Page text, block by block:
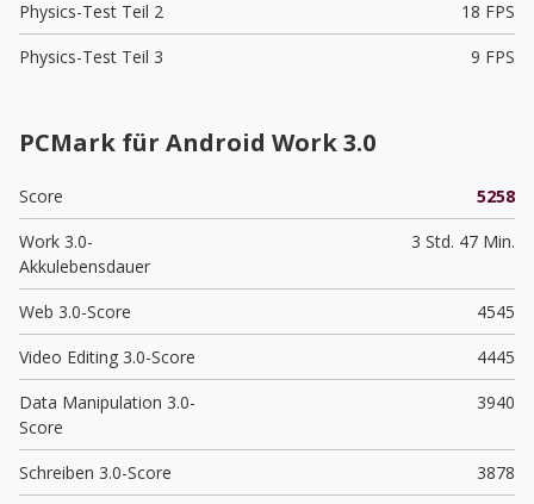
Physics-Test Teil 2
18 FPS
Physics-Test Teil 3
9 FPS
PCMark für Android Work 3.0
Score
5258
Work 3.0-
Akkulebensdauer
3 Std. 47 Min.
Web 3.0-Score
4545
Video Editing 3.0-Score
4445
Data Manipulation 3.0-
Score
3940
Schreiben 3.0-Score
3878